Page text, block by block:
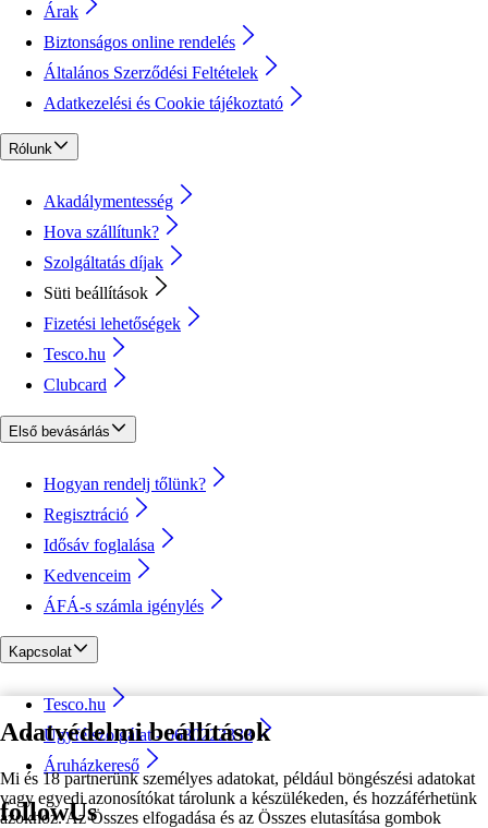
Adatvédelmi beállítások
Mi és 18 partnerünk személyes adatokat, például böngészési adatokat
vagy egyedi azonosítókat tárolunk a készülékeden, és hozzáférhetünk
azokhoz. Az Összes elfogadása és az Összes elutasítása gombok
Árak
Biztonságos online rendelés
Általános Szerződési Feltételek
Adatkezelési és Cookie tájékoztató
Rólunk
Akadálymentesség
Hova szállítunk?
Szolgáltatás díjak
Süti beállítások
Fizetési lehetőségek
Tesco.hu
Clubcard
Első bevásárlás
Hogyan rendelj tőlünk?
Regisztráció
Idősáv foglalása
Kedvenceim
ÁFÁ-s számla igénylés
Kapcsolat
Tesco.hu
Ügyfélszolgálat - 0680222333
Áruházkereső
followUs